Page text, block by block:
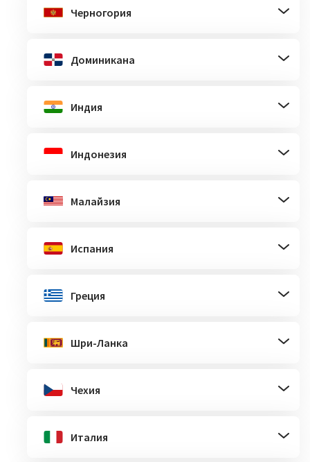
Черногория
Доминикана
Индия
Индонезия
Малайзия
Испания
Греция
Шри-Ланка
Чехия
Италия